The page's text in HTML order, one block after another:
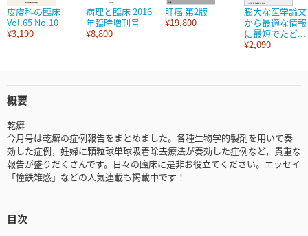
皮膚科の臨床
Vol.65 No.10
¥3,190
病理と臨床 2016
年臨時増刊号
¥8,800
肝癌 第2版
¥19,800
膨大な医学論文
から最適な情報
に最短でたど...
¥2,090
概要
乾癬
今月号は乾癬の症例報告をまとめました。各種生物学的製剤を用いて奏
効した症例，妊婦に顆粒球単球吸着除去療法が奏効した症例など，貴重な
報告が盛りだくさんです。日々の臨床に是非お役立てください。エッセイ
「憧鉄雑感」などの人気連載も掲載中です！
目次